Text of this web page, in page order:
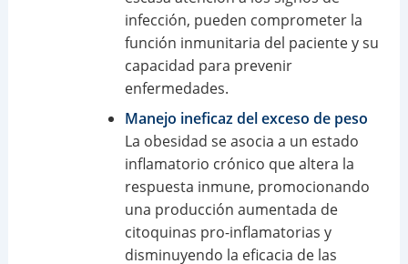
infección, pueden comprometer la
función inmunitaria del paciente y su
capacidad para prevenir
enfermedades.
Manejo ineficaz del exceso de peso
La obesidad se asocia a un estado
inflamatorio crónico que altera la
respuesta inmune, promocionando
una producción aumentada de
citoquinas pro-inflamatorias y
disminuyendo la eficacia de las